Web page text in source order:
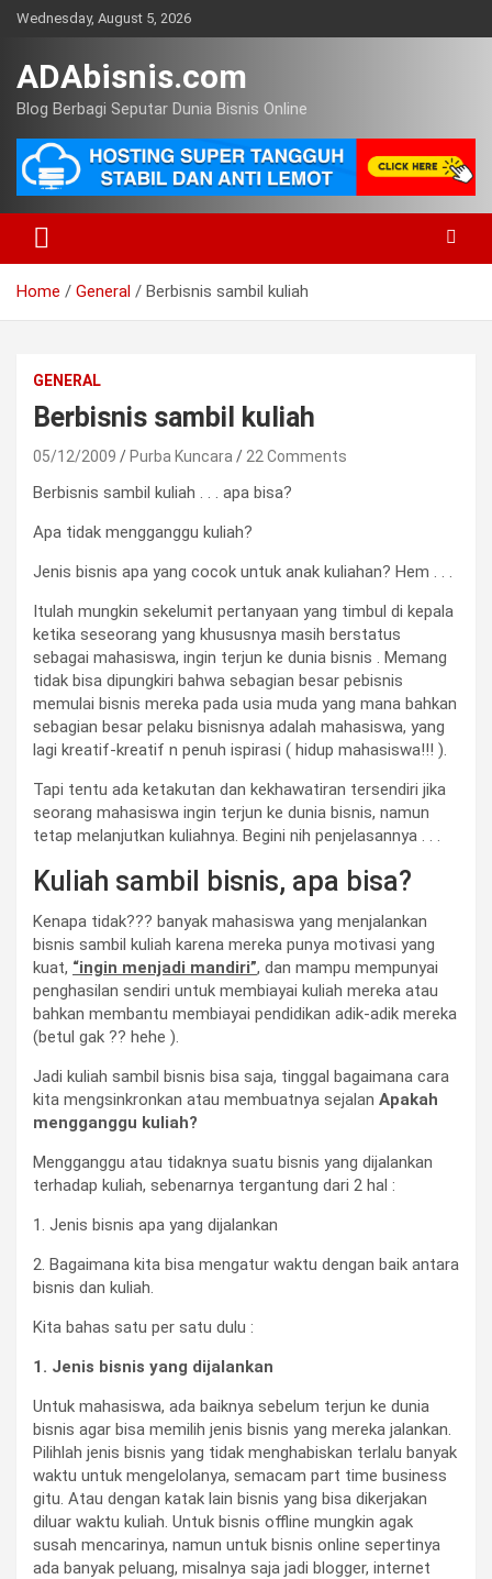
SkipWednesday, August 5, 2026
ADAbisnis.com
Blog Berbagi Seputar Dunia Bisnis Online
Home General Berbisnis sambil kuliah
GENERAL
Berbisnis sambil kuliah
05/12/2009 Purba Kuncara 22 Comments
Berbisnis sambil kuliah . . . apa bisa?
Apa tidak mengganggu kuliah?
Jenis bisnis apa yang cocok untuk anak kuliahan? Hem . . .
Itulah mungkin sekelumit pertanyaan yang timbul di kepala
ketika seseorang yang khususnya masih berstatus
sebagai mahasiswa, ingin terjun ke dunia bisnis . Memang
tidak bisa dipungkiri bahwa sebagian besar pebisnis
memulai bisnis mereka pada usia muda yang mana bahkan
sebagian besar pelaku bisnisnya adalah mahasiswa, yang
lagi kreatif-kreatif n penuh ispirasi ( hidup mahasiswa!!! ).
Tapi tentu ada ketakutan dan kekhawatiran tersendiri jika
seorang mahasiswa ingin terjun ke dunia bisnis, namun
tetap melanjutkan kuliahnya. Begini nih penjelasannya . . .
Kuliah sambil bisnis, apa bisa?
Kenapa tidak??? banyak mahasiswa yang menjalankan
bisnis sambil kuliah karena mereka punya motivasi yang
kuat, “ingin menjadi mandiri”, dan mampu mempunyai
penghasilan sendiri untuk membiayai kuliah mereka atau
bahkan membantu membiayai pendidikan adik-adik mereka
(betul gak ?? hehe ).
Jadi kuliah sambil bisnis bisa saja, tinggal bagaimana cara
kita mengsinkronkan atau membuatnya sejalan Apakah
mengganggu kuliah?
Mengganggu atau tidaknya suatu bisnis yang dijalankan
terhadap kuliah, sebenarnya tergantung dari 2 hal :
1. Jenis bisnis apa yang dijalankan
2. Bagaimana kita bisa mengatur waktu dengan baik antara
bisnis dan kuliah.
Kita bahas satu per satu dulu :
1. Jenis bisnis yang dijalankan
Untuk mahasiswa, ada baiknya sebelum terjun ke dunia
bisnis agar bisa memilih jenis bisnis yang mereka jalankan.
Pilihlah jenis bisnis yang tidak menghabiskan terlalu banyak
waktu untuk mengelolanya, semacam part time business
gitu. Atau dengan katak lain bisnis yang bisa dikerjakan
diluar waktu kuliah. Untuk bisnis offline mungkin agak
susah mencarinya, namun untuk bisnis online sepertinya
ada banyak peluang, misalnya saja jadi blogger, internet